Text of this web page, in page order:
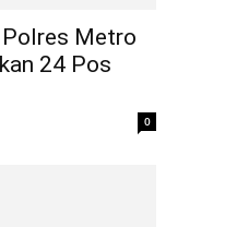
Metro
24 Pos
0